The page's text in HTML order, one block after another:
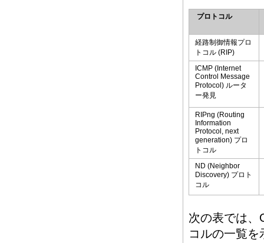
プロトコル
経路制御情報プロ
トコル (RIP)
ICMP (Internet
Control Message
Protocol) ルータ
ー発見
RIPng (Routing
Information
Protocol, next
generation) プロ
トコル
ND (Neighbor
Discovery) プロト
コル
次の表では、
コルの一覧を